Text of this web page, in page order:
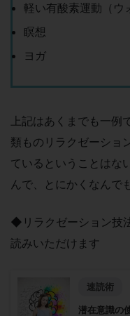
軽い有酸素運動（ウ
瞑想
ヨガ
上記はあくまでも一
類ものリラクゼーショ
ているということはな
んで、とにかくなんで
◆リラクゼーション技
読みいただけます
速読術
潜在意識の